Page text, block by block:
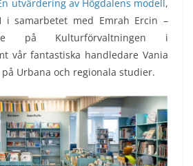
utvärdering av Högdalens modell,
i samarbetet med Emrah Ercin –
på Kulturförvaltningen i
vår fantastiska handledare Vania
på Urbana och regionala studier.